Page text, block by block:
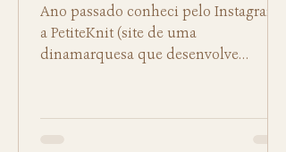
Ano passado conheci pelo Instagram
a PetiteKnit (site de uma
dinamarquesa que desenvolve